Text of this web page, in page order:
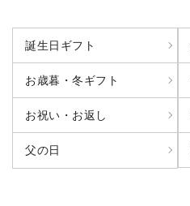
誕生日ギフト
お歳暮・冬ギフト
お祝い・お返し
父の日